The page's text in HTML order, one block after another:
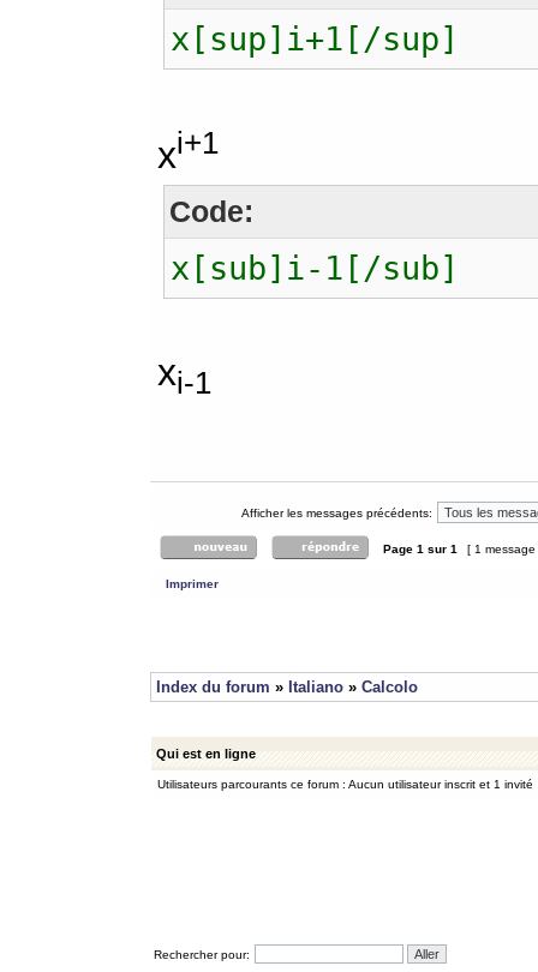
x[sup]i+1[/sup]
xi+1
Code:
x[sub]i-1[/sub]
xi-1
Afficher les messages précédents:
Page 1 sur 1 [ 1
Imprimer
Index du forum » Italiano » Calcolo
Qui est en ligne
Utilisateurs parcourants ce forum : Aucun utilisateur inscrit et 1 invité
Rechercher pour: